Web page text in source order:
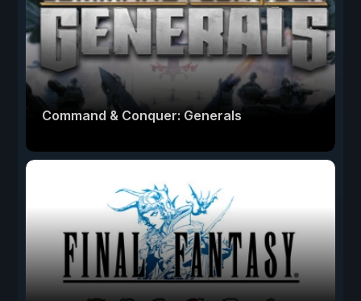
Command & Conquer: Generals